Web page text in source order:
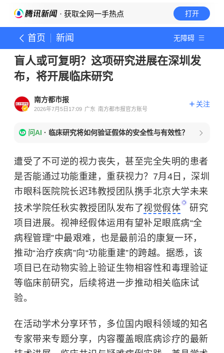
· 获取全网一手热点 打开
首页 新闻 无障碍
盲人或可复明？这项研究进展在深圳发
布，将开展临床研究
南方都市报
2026年7月5日17:09 广东 南方都市报官方账号
关注
问AI · 临床研究将如何验证假体的安全性与有效性？
遭受了不可逆的视力丧失，甚至完全失明的患者
是否能通过功能重建，重获视力？7月4日，深圳
市眼科医院院长迟玮教授团队携手北京大学未来
技术学院任秋实教授团队发布了视觉假体
研究
项目进展。视神经假体运用有望补足眼底病“全
病程管理”中最艰难，也是最前沿的康复一环，
推动“治疗疾病”向“功能重建”的跨越。据悉，该
项目已在动物实验上验证生物相容性和毒理验证
等临床前研究，后续将进一步推动相关临床试
验。
在活动学术分享环节，多位国内眼科领域的知名
专家带来专题分享，内容覆盖 眼底病诊疗的最新